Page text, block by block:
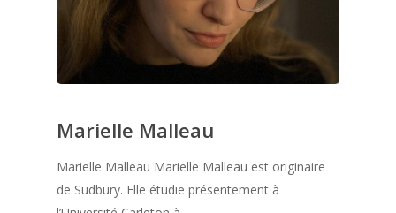
Marielle Malleau
Marielle Malleau Marielle Malleau est originaire
de Sudbury. Elle étudie présentement à